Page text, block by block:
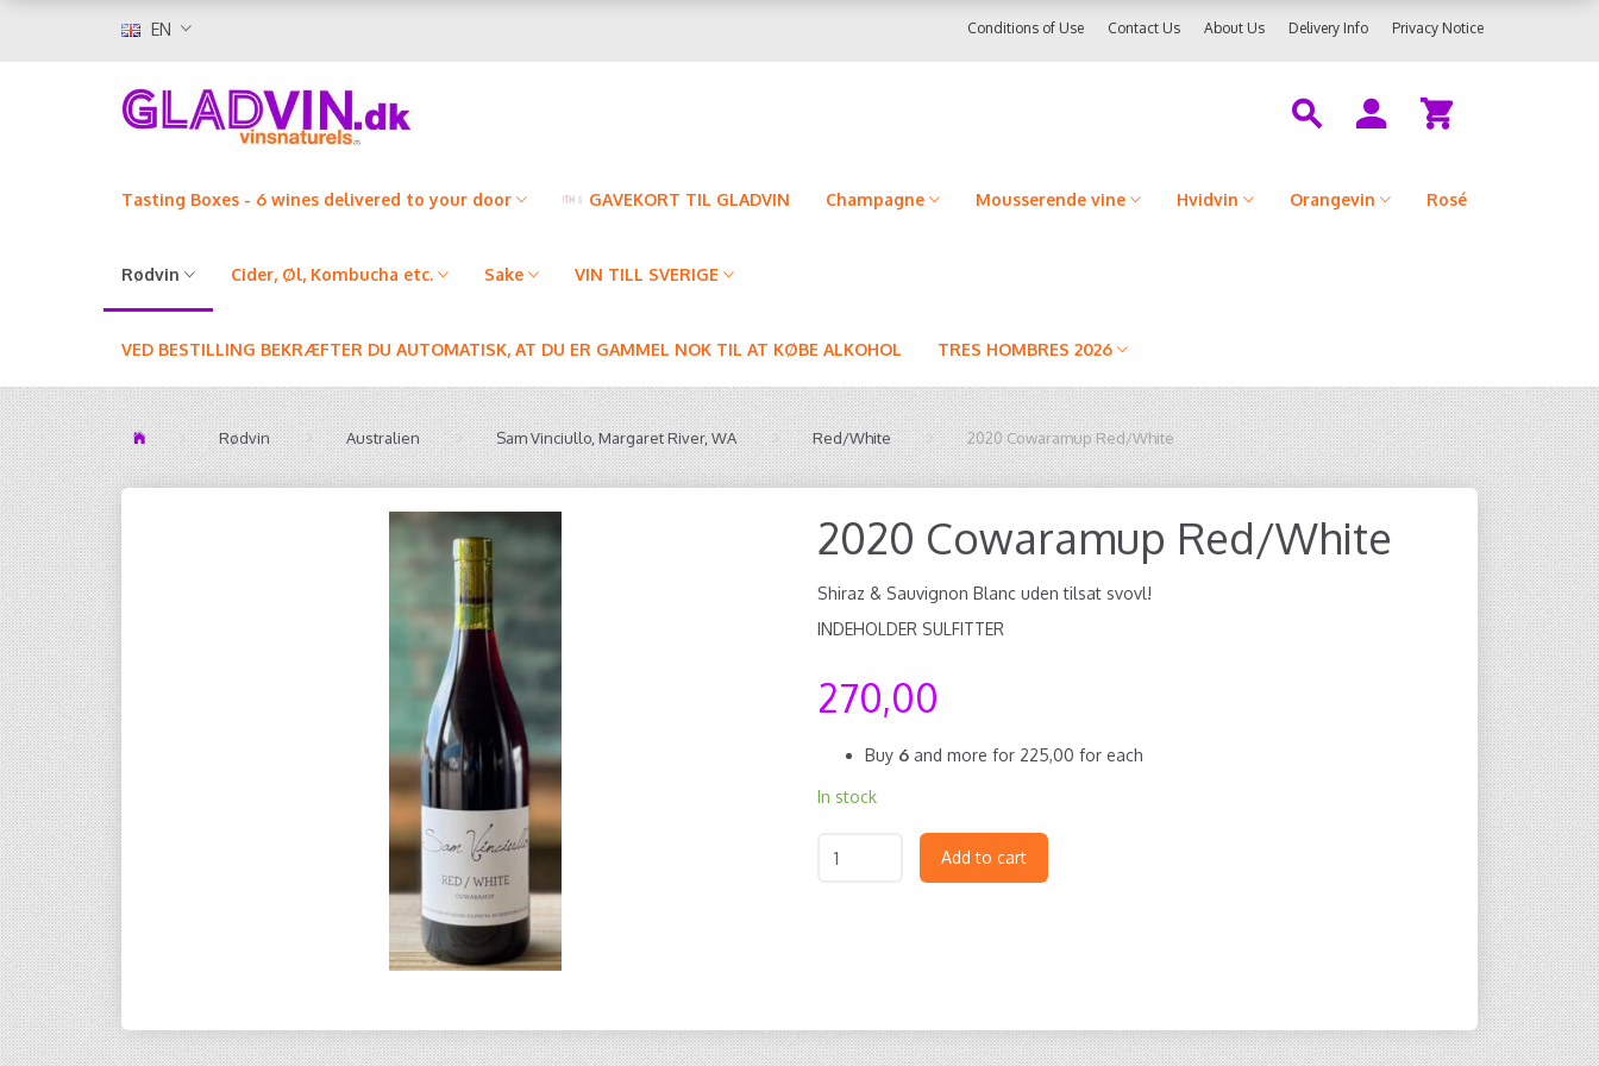
EN Privacy Notice
Delivery Info
About Us
Contact Us
Conditions of Use
Tasting Boxes - 6 wines delivered to your door GAVEKORT TIL GLADVIN Champagne Mousserende vine Hvidvin Orangevin Rosé
Rødvin Cider, Øl, Kombucha etc. Sake VIN TILL SVERIGE
VED BESTILLING BEKRÆFTER DU AUTOMATISK, AT DU ER GAMMEL NOK TIL AT KØBE ALKOHOL TRES HOMBRES 2026
Rødvin Australien Sam Vinciullo, Margaret River, WA Red/White 2020 Cowaramup Red/White
2020 Cowaramup Red/White
Shiraz & Sauvignon Blanc uden tilsat svovl!
INDEHOLDER SULFITTER
270,00
Buy 6 and more for 225,00 for each
In stock
Add to cart